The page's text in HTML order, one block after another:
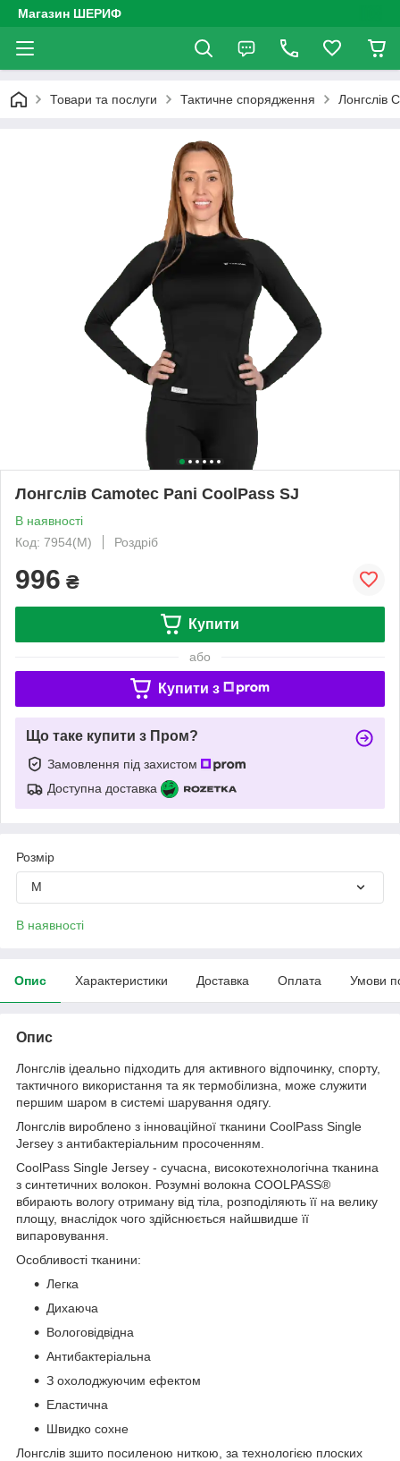
Магазин ШЕРИФ
Товари та послуги Тактичне спорядження Лонгслів
Лонгслів Camotec Pani CoolPass SJ
В наявності
Код: 7954(M)
Роздріб
996 ₴
Купити
або
Купити з
Що таке купити з Пром?
Замовлення під захистом
Доступна доставка
Розмір
M
В наявності
Опис Характеристики Доставка Оплата Умови
Опис
Лонгслів ідеально підходить для активного відпочинку, спорту,
тактичного використання та як термобілизна, може служити
першим шаром в системі шарування одягу.
Лонгслів вироблено з інноваційної тканини CoolPass Single
Jersey з антибактеріальним просоченням.
CoolPass Single Jersey - сучасна, високотехнологічна тканина
з синтетичних волокон. Розумні волокна COOLPASS®
вбирають вологу отриману від тіла, розподіляють її на велику
площу, внаслідок чого здійснюється найшвидше її
випаровування.
Особливості тканини:
Легка
Дихаюча
Вологовідвідна
Антибактеріальна
З охолоджуючим ефектом
Еластична
Швидко сохне
Лонгслів зшито посиленою ниткою, за технологією плоских